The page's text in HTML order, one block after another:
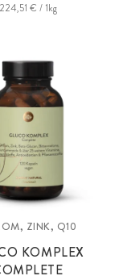
224,51 € / 1kg
ZINK, Q10
KOMPLEX